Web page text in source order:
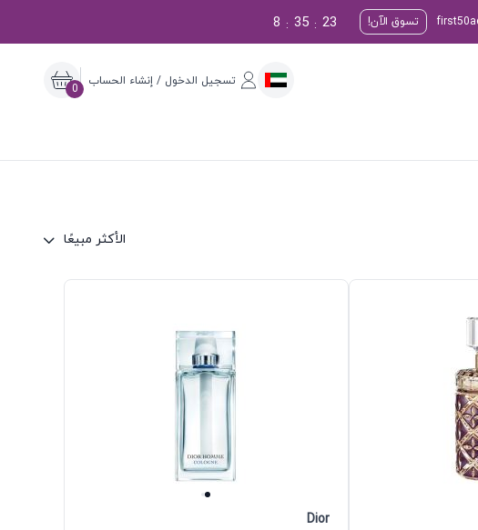
تسوق الآن! 22
:
35
:
8
تسجيل الدخول / إنشاء الحساب
0
الأكثر مبيعًا
Dior